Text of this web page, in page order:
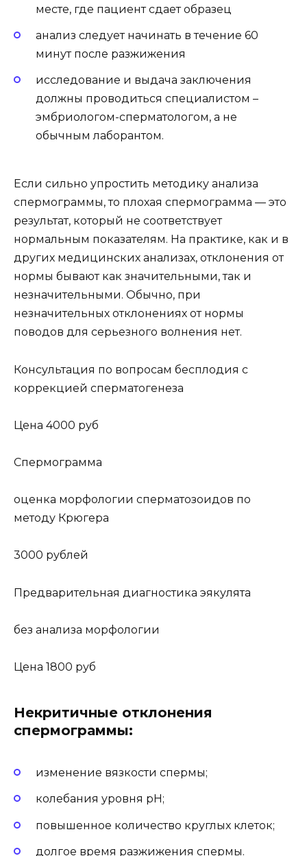
месте, где пациент сдает образец
анализ следует начинать в течение 60
минут после разжижения
исследование и выдача заключения
должны проводиться специалистом –
эмбриологом-сперматологом, а не
обычным лаборантом.
Если сильно упростить методику анализа
спермограммы, то плохая спермограмма — это
результат, который не соответствует
нормальным показателям. На практике, как и в
других медицинских анализах, отклонения от
нормы бывают как значительными, так и
незначительными. Обычно, при
незначительных отклонениях от нормы
поводов для серьезного волнения нет.
Консультация по вопросам бесплодия с
коррекцией сперматогенеза
Цена 4000 руб
Спермограмма
оценка морфологии сперматозоидов по
методу Крюгера
3000 рублей
Предварительная диагностика эякулята
без анализа морфологии
Цена 1800 руб
Некритичные отклонения
спермограммы:
изменение вязкости спермы;
колебания уровня рН;
повышенное количество круглых клеток;
долгое время разжижения спермы.